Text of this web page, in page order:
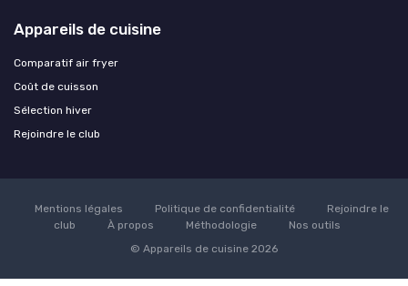
Appareils de cuisine
Comparatif air fryer
Coût de cuisson
Sélection hiver
Rejoindre le club
Mentions légales Politique de confidentialité
Rejoindre le
club
À propos Méthodologie
Nos outils
© Appareils de cuisine 2026